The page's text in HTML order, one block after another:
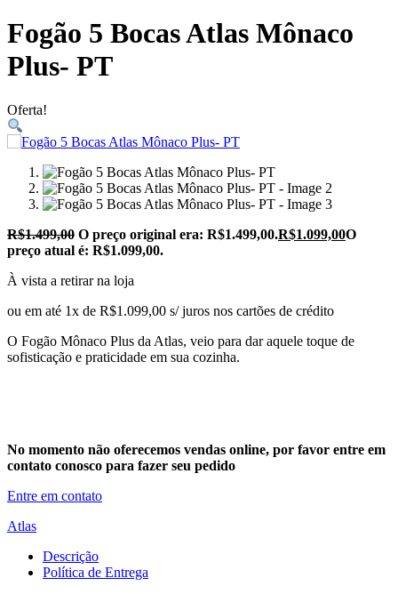
Fogão 5 Bocas Atlas Mônaco
Plus- PT
Oferta!
R$1.499,00 O preço original era: R$1.499,00.R$1.099,00O
preço atual é: R$1.099,00.
À vista a retirar na loja
ou em até 1x de R$1.099,00 s/ juros nos cartões de crédito
O Fogão Mônaco Plus da Atlas, veio para dar aquele toque de
sofisticação e praticidade em sua cozinha.
No momento não oferecemos vendas online, por favor entre em
contato conosco para fazer seu pedido
Entre em contato
Atlas
Descrição
Política de Entrega